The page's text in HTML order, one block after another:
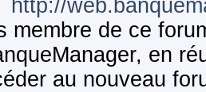
http://
membre de ce
en
au nouveau